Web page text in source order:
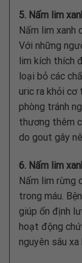
5. Nấm lim
Nấm lim xanh
Với những
lim kích thích
loại bỏ các
uric ra khỏi cơ
phòng tránh
thương thêm
do gout gây
6. Nấm lim
Nấm lim rừng
trong máu.
giúp ổn định
hoạt động
nguyên sâu xa